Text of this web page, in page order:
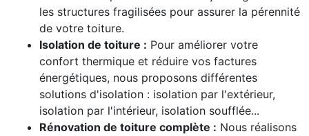
les structures fragilisées pour assurer la pérennité
de votre toiture.
Isolation de toiture : Pour améliorer votre
confort thermique et réduire vos factures
énergétiques, nous proposons différentes
solutions d'isolation : isolation par l'extérieur,
isolation par l'intérieur, isolation soufflée...
Rénovation de toiture complète : Nous réalisons